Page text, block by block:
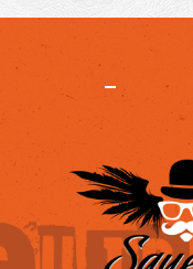
Projet -